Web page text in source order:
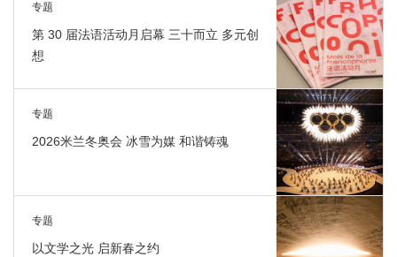
专题
第 30 届法语活动月启幕 三十而立 多元创
想
专题
2026米兰冬奥会 冰雪为媒 和谐铸魂
专题
以文学之光 启新春之约